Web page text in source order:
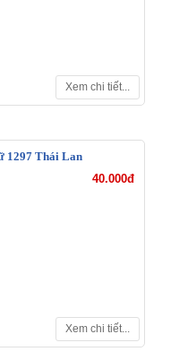
Xem chi tiết...
1297 Thái Lan
40.000đ
Xem chi tiết...